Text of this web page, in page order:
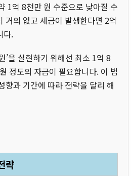
1억 8천만 원 수준으로 낮아질 수
거의 없고 세금이 발생한다면 2억
다.
’을 실현하기 위해선 최소 1억 8
정도의 자금이 필요합니다. 이 범
향과 기간에 따라 전략을 달리 해
략